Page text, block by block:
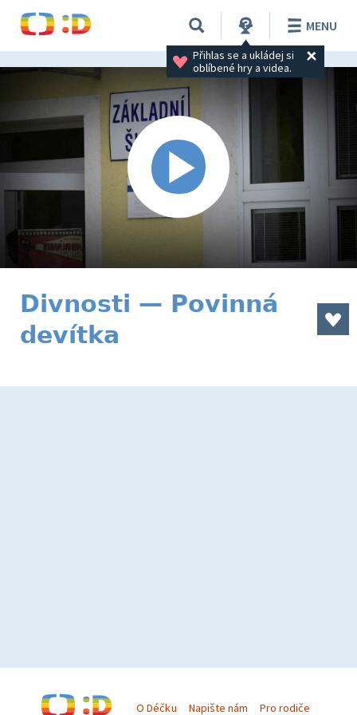
Přihlas se a ukládej si
oblíbené hry a videa.
MENU
Divnosti — Povinná
devítka
O Déčku Napište nám Pro rodiče